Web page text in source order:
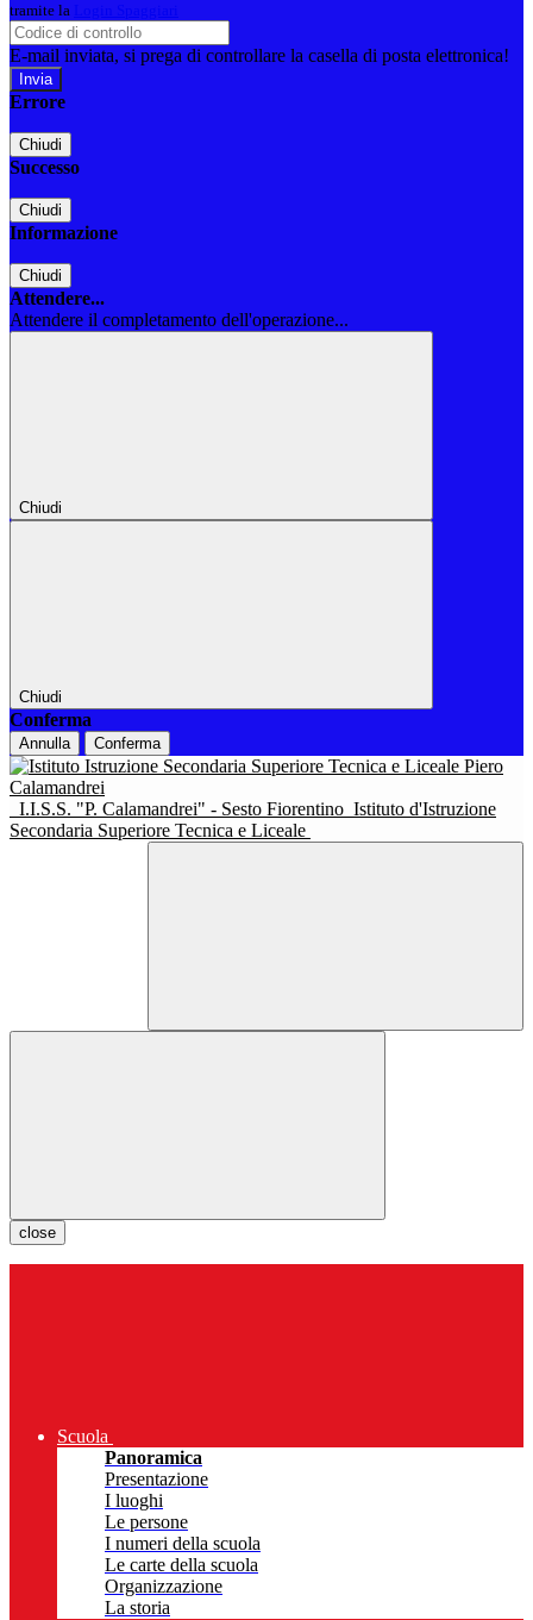
tramite la
E-mail inviata, si prega di controllare la casella di posta elettronica!
Errore
Chiudi
Successo
Chiudi
Informazione
Chiudi
Attendere...
Attendere il completamento dell'operazione...
Chiudi
Chiudi
Conferma
Annulla Conferma
I.I.S.S. "P. Calamandrei" - Sesto Fiorentino Istituto d'Istruzione
Secondaria Superiore Tecnica e Liceale
close
Scuola
Panoramica
Presentazione
I luoghi
Le persone
I numeri della scuola
Le carte della scuola
Organizzazione
La storia